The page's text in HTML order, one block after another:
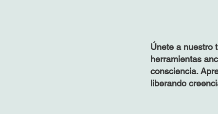
Únete a nuestro
herramientas
consciencia.
liberando